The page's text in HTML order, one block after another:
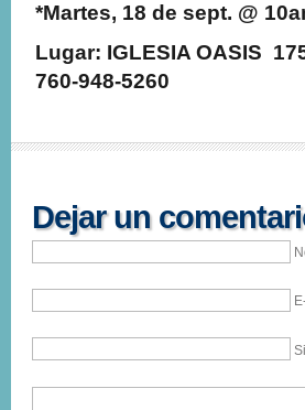
*Martes, 18 de sept. @
Lugar: IGLESIA OASIS
760-948-5260
Dejar un